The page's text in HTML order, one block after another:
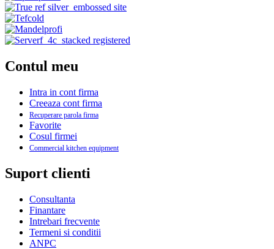
Contul meu
Intra in cont firma
Creeaza cont firma
Recuperare parola firma
Favorite
Cosul firmei
Commercial kitchen equipment
Suport clienti
Consultanta
Finantare
Intrebari frecvente
Termeni si conditii
ANPC